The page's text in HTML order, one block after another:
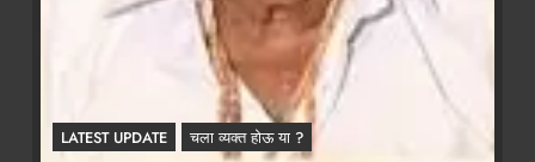
1 year ago